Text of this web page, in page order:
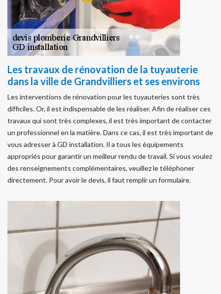
Les travaux de rénovation de la tuyauterie
dans la ville de Grandvilliers et ses environs
Les interventions de rénovation pour les tuyauteries sont très
difficiles. Or, il est indispensable de les réaliser. Afin de réaliser ces
travaux qui sont très complexes, il est très important de contacter
un professionnel en la matière. Dans ce cas, il est très important de
vous adresser à GD installation. Il a tous les équipements
appropriés pour garantir un meilleur rendu de travail. Si vous voulez
des renseignements complémentaires, veuillez le téléphoner
directement. Pour avoir le devis, il faut remplir un formulaire.